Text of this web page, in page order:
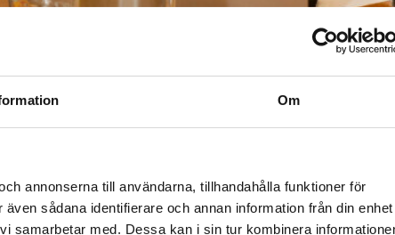
Om
annonserna till användarna, tillhandahålla funktioner för
sådana identifierare och annan information från din enhet
samarbetar med. Dessa kan i sin tur kombinera
en oväntad vakans finns vi här. På Wise Finance jobbar vi